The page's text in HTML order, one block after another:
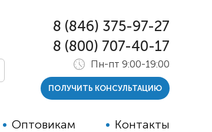
Оптовикам Контакты
8 (846) 375-97-27
8 (800) 707-40-17
Пн-пт 9:00-19:00
ПОЛУЧИТЬ КОНСУЛЬТАЦИЮ